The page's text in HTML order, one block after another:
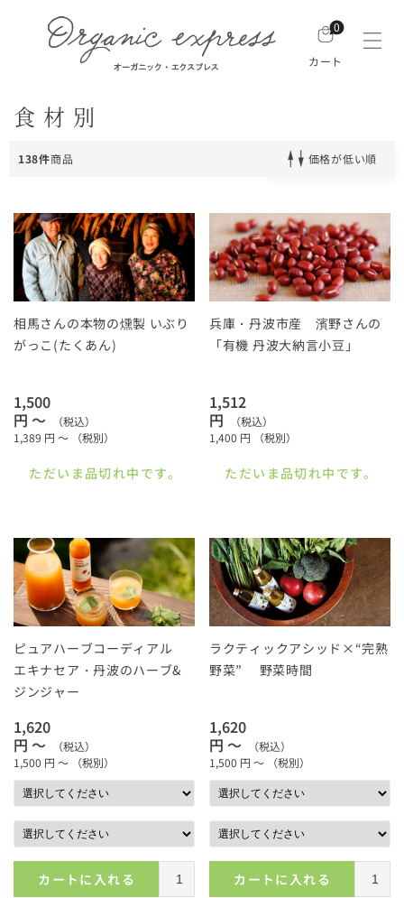
0
カート
食材別
138件商品 価格が低い順
相馬さんの本物の燻製 いぶり
がっこ(たくあん)
1,500
円 ～
（税込）
1,389 円 ～ （税別）
ただいま品切れ中です。
兵庫・丹波市産 濱野さんの
「有機 丹波大納言小豆」
1,512
円
（税込）
1,400 円 （税別）
ただいま品切れ中です。
ピュアハーブコーディアル
エキナセア・丹波のハーブ&
ジンジャー
1,620
円 ～
（税込）
1,500 円 ～ （税別）
カートに入れる
ラクティックアシッド×“完熟
野菜” 野菜時間
1,620
円 ～
（税込）
1,500 円 ～ （税別）
カートに入れる